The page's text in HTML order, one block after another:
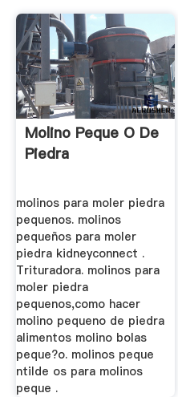
Molino Peque O De
Piedra
molinos para moler piedra
pequenos. molinos
pequeños para moler
piedra kidneyconnect .
Trituradora. molinos para
moler piedra
pequenos,como hacer
molino pequeno de piedra
alimentos molino bolas
peque?o. molinos peque
ntilde os para molinos
peque .